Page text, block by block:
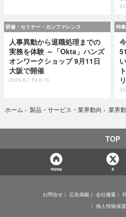
研修・セミナー・カンファレンス
人事異動から退職処理までの
実務を体験 ～「Okta」ハンズ
オンワークショップ 9月11日
大阪で開催
2026.8.7 Fri 8:10
特集
ホーム › 製品・サービス・業界動向 › 業界
TOP
Home X
お問合せ 広告掲載 会社概要
個人情報保